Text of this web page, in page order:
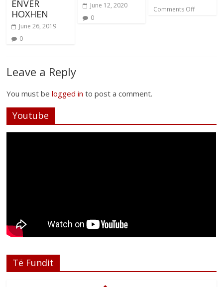
ENVER
HOXHEN
June 26, 2019
0
June 12, 2020
0
Comments Off
Leave a Reply
You must belogged in to post a comment.
Youtube
Të Fundit